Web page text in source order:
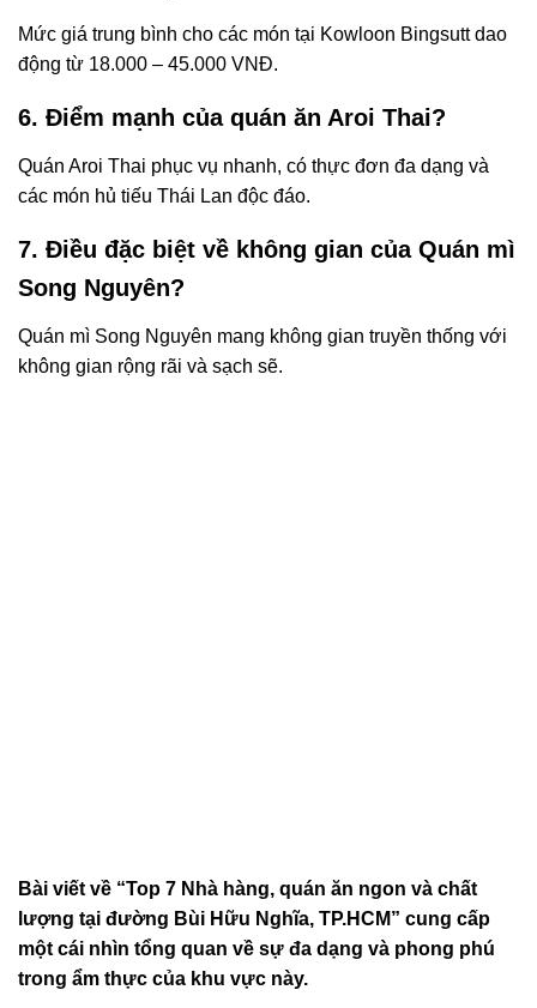
Mức giá trung bình cho các món tại Kowloon Bingsutt dao
động từ 18.000 – 45.000 VNĐ.
6. Điểm mạnh của quán ăn Aroi Thai?
Quán Aroi Thai phục vụ nhanh, có thực đơn đa dạng và
các món hủ tiếu Thái Lan độc đáo.
7. Điều đặc biệt về không gian của Quán mì
Song Nguyên?
Quán mì Song Nguyên mang không gian truyền thống với
không gian rộng rãi và sạch sẽ.
Bài viết về “Top 7 Nhà hàng, quán ăn ngon và chất
lượng tại đường Bùi Hữu Nghĩa, TP.HCM” cung cấp
một cái nhìn tổng quan về sự đa dạng và phong phú
trong ẩm thực của khu vực này.